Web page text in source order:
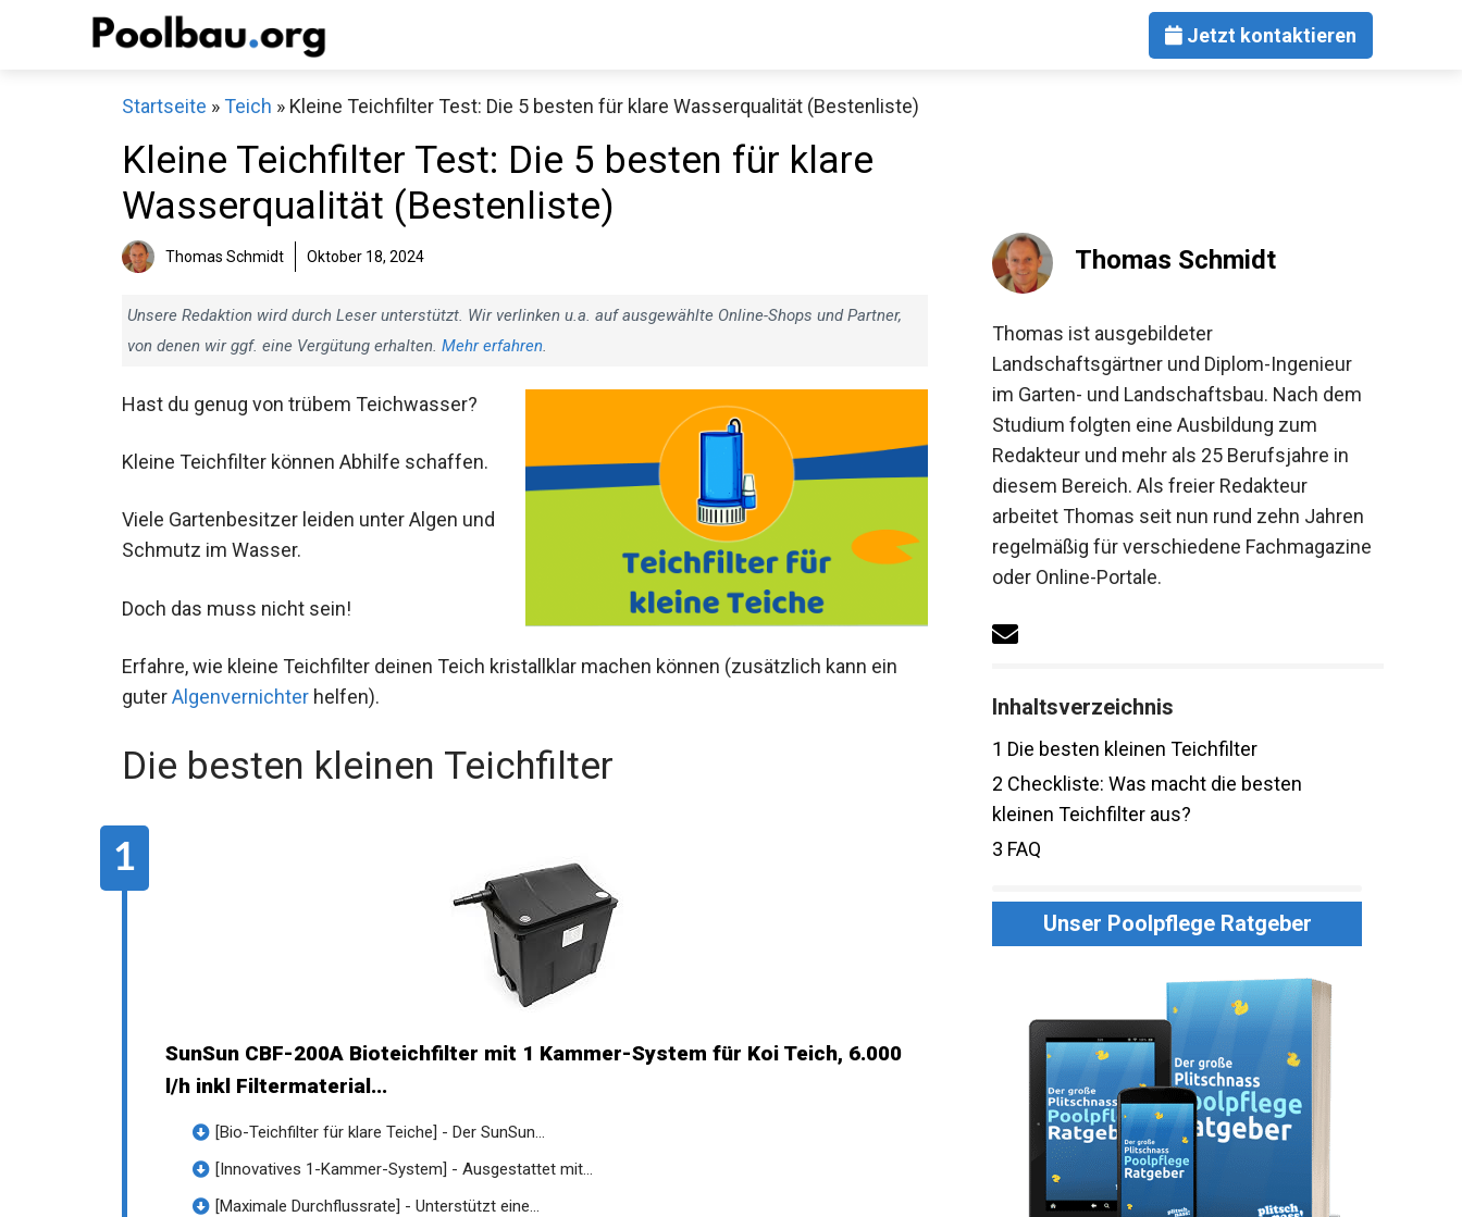
Jetzt kontaktieren
Startseite »Teich » Kleine Teichfilter Test: Die 5 besten für klare Wasserqualität (Bestenliste)
Kleine Teichfilter Test: Die 5 besten für klare
Wasserqualität (Bestenliste)
Thomas Schmidt Oktober 18, 2024
Unsere Redaktion wird durch Leser unterstützt. Wir verlinken u.a. auf ausgewählte Online-Shops und Partner,
von denen wir ggf. eine Vergütung erhalten. Mehr erfahren.
Hast du genug von trübem Teichwasser?
Kleine Teichfilter können Abhilfe schaffen.
Viele Gartenbesitzer leiden unter Algen und
Schmutz im Wasser.
Doch das muss nicht sein!
Erfahre, wie kleine Teichfilter deinen Teich kristallklar machen können (zusätzlich kann ein
guterAlgenvernichter helfen).
Die besten kleinen Teichfilter
SunSun CBF-200A Bioteichfilter mit 1 Kammer-System für Koi Teich, 6.000
l/h inkl Filtermaterial...
[Bio-Teichfilter für klare Teiche] - Der SunSun...
[Innovatives 1-Kammer-System] - Ausgestattet mit...
[Maximale Durchflussrate] - Unterstützt eine...
Thomas Schmidt
Thomas ist ausgebildeter
Landschaftsgärtner und Diplom-Ingenieur
im Garten- und Landschaftsbau. Nach dem
Studium folgten eine Ausbildung zum
Redakteur und mehr als 25 Berufsjahre in
diesem Bereich. Als freier Redakteur
arbeitet Thomas seit nun rund zehn Jahren
regelmäßig für verschiedene Fachmagazine
oder Online-Portale.
Inhaltsverzeichnis
1 Die besten kleinen Teichfilter
2 Checkliste: Was macht die besten
kleinen Teichfilter aus?
3 FAQ
Unser Poolpflege Ratgeber